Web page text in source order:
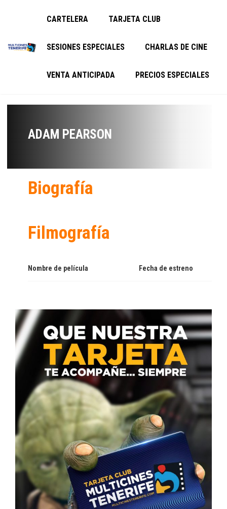
CARTELERA TARJETA CLUB
SESIONES ESPECIALES CHARLAS DE CINE
VENTA ANTICIPADA PRECIOS ESPECIALES
ADAM PEARSON
Biografía
Filmografía
Nombre de película Fecha de estreno